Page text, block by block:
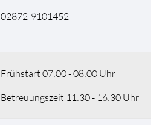
02872-9101452
Frühstart 07:00 - 08:00 Uhr
Betreuungszeit 11:30 - 16:30 Uhr